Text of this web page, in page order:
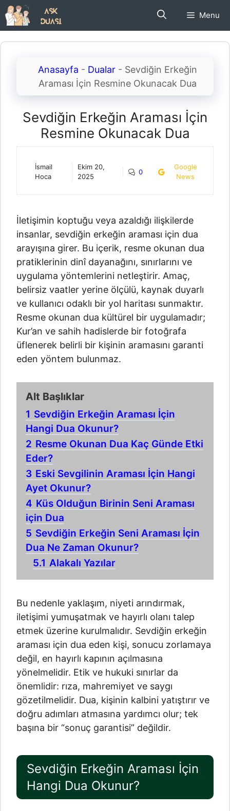
İçeriğe
atla
Menu
Anasayfa - Dualar - Sevdiğin Erkeğin
Araması İçin Resmine Okunacak Dua
Sevdiğin Erkeğin Araması İçin
Resmine Okunacak Dua
İsmail
Hoca
Ekim 20,
2025
0
Google
News
İletişimin koptuğu veya azaldığı ilişkilerde
insanlar, sevdiğin erkeğin araması için dua
arayışına girer. Bu içerik, resme okunan dua
pratiklerinin dinî dayanağını, sınırlarını ve
uygulama yöntemlerini netleştirir. Amaç,
belirsiz vaatler yerine ölçülü, kaynak duyarlı
ve kullanıcı odaklı bir yol haritası sunmaktır.
Resme okunan dua kültürel bir uygulamadır;
Kur’an ve sahih hadislerde bir fotoğrafa
üflenerek belirli bir kişinin aramasını garanti
eden yöntem bulunmaz.
Alt Başlıklar
1 Sevdiğin Erkeğin Araması İçin
Hangi Dua Okunur?
2 Resme Okunan Dua Kaç Günde Etki
Eder?
3 Eski Sevgilinin Araması İçin Hangi
Ayet Okunur?
4 Küs Olduğun Birinin Seni Araması
için Dua
5 Sevdiğin Erkeğin Seni Araması İçin
Dua Ne Zaman Okunur?
5.1 Alakalı Yazılar
Bu nedenle yaklaşım, niyeti arındırmak,
iletişimi yumuşatmak ve hayırlı olanı talep
etmek üzerine kurulmalıdır. Sevdiğin erkeğin
araması için dua eden kişi, sonucu zorlamaya
değil, en hayırlı kapının açılmasına
yönelmelidir. Etik ve hukuki sınırlar da
önemlidir: rıza, mahremiyet ve saygı
gözetilmelidir. Dua, kişinin kalbini yatıştırır ve
doğru adımları atmasına yardımcı olur; tek
başına bir “sonuç garantisi” değildir.
Sevdiğin Erkeğin Araması İçin
Hangi Dua Okunur?